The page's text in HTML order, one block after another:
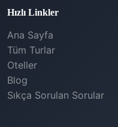
Hızlı Linkler
Ana Sayfa
Tüm Turlar
Oteller
Blog
Sıkça Sorulan Sorular